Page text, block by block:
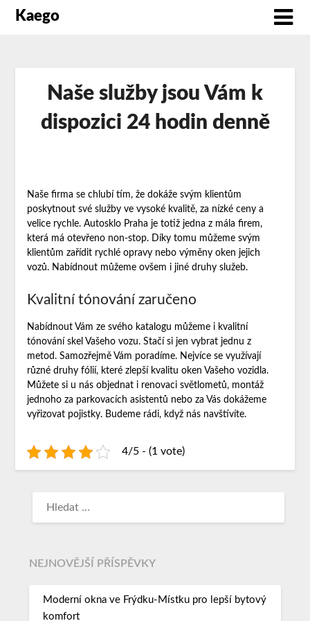
Kaego
Naše služby jsou Vám k
dispozici 24 hodin denně
Naše firma se chlubí tím, že dokáže svým klientům
poskytnout své služby ve vysoké kvalitě, za nízké ceny a
velice rychle. Autosklo Praha je totiž jedna z mála firem,
která má otevřeno non-stop. Díky tomu můžeme svým
klientům zařídit rychlé opravy nebo výměny oken jejich
vozů. Nabídnout můžeme ovšem i jiné druhy služeb.
Kvalitní tónování zaručeno
Nabídnout Vám ze svého katalogu můžeme i kvalitní
tónování skel Vašeho vozu. Stačí si jen vybrat jednu z
metod. Samozřejmě Vám poradíme. Nejvíce se využívají
různé druhy fólií, které zlepší kvalitu oken Vašeho vozidla.
Můžete si u nás objednat i renovaci světlometů, montáž
jednoho za parkovacích asistentů nebo za Vás dokážeme
vyřizovat pojistky. Budeme rádi, když nás navštívíte.
4/5 - (1 vote)
NEJNOVĚJŠÍ PŘÍSPĚVKY
Moderní okna ve Frýdku-Místku pro lepší bytový
komfort